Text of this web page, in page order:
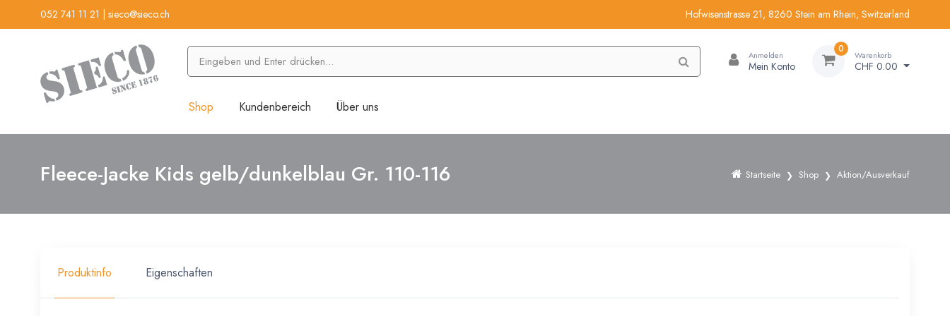
052 741 11 21 sieco@sieco.ch Hofwisenstrasse 21, 8260 Stein am Rhein, Switzerland
Anmelden
Mein Konto
0 Warenkorb
CHF 0.00
Shop Kundenbereich Über uns
Startseite Shop Aktion/Ausverkauf
Fleece-Jacke Kids gelb/dunkelblau Gr. 110-116
Produktinfo Eigenschaften